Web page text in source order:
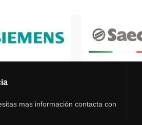
mas información contacta con